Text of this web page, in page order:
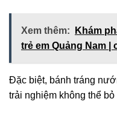
Xem thêm:
Khám
trẻ em Quảng Nam |
Đặc biệt, bánh tráng
trải nghiệm không thể bỏ